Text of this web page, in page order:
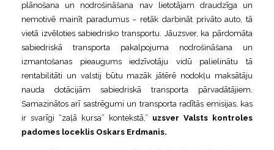
plānošana un nodrošināšana nav lietotājam draudzīga un
nemotivē mainīt paradumus – retāk darbināt privāto auto, tā
vietā izvēloties sabiedrisko transportu. Jāuzsver, ka pārdomāta
sabiedriskā transporta pakalpojuma nodrošināšana un
izmantošanas pieaugums iedzīvotāju vidū palielinātu tā
rentabilitāti un valstij būtu mazāk jātērē nodokļu maksātāju
nauda dotācijām sabiedriskā transporta pārvadātājiem.
Samazinātos arī sastrēgumi un transporta radītās emisijas, kas
ir svarīgi “zaļā kursa” kontekstā,” uzsver Valsts kontroles
padomes loceklis Oskars Erdmanis.